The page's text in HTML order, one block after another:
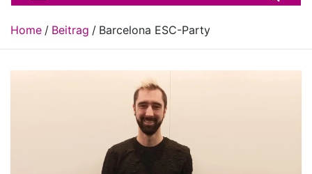
Home Beitrag Barcelona ESC-Party